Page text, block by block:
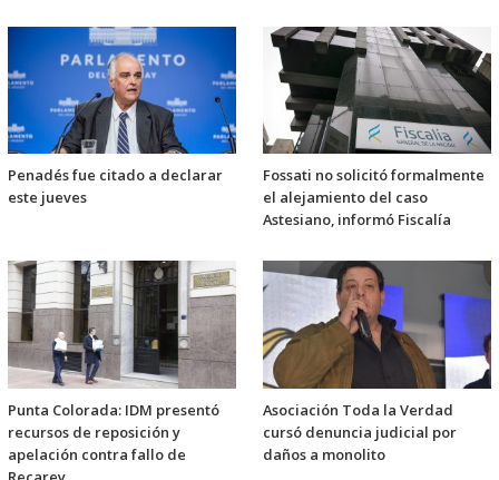
Penadés fue citado a declarar
este jueves
Fossati no solicitó formalmente
el alejamiento del caso
Astesiano, informó Fiscalía
Punta Colorada: IDM presentó
recursos de reposición y
apelación contra fallo de
Asociación Toda la Verdad
cursó denuncia judicial por
daños a monolito